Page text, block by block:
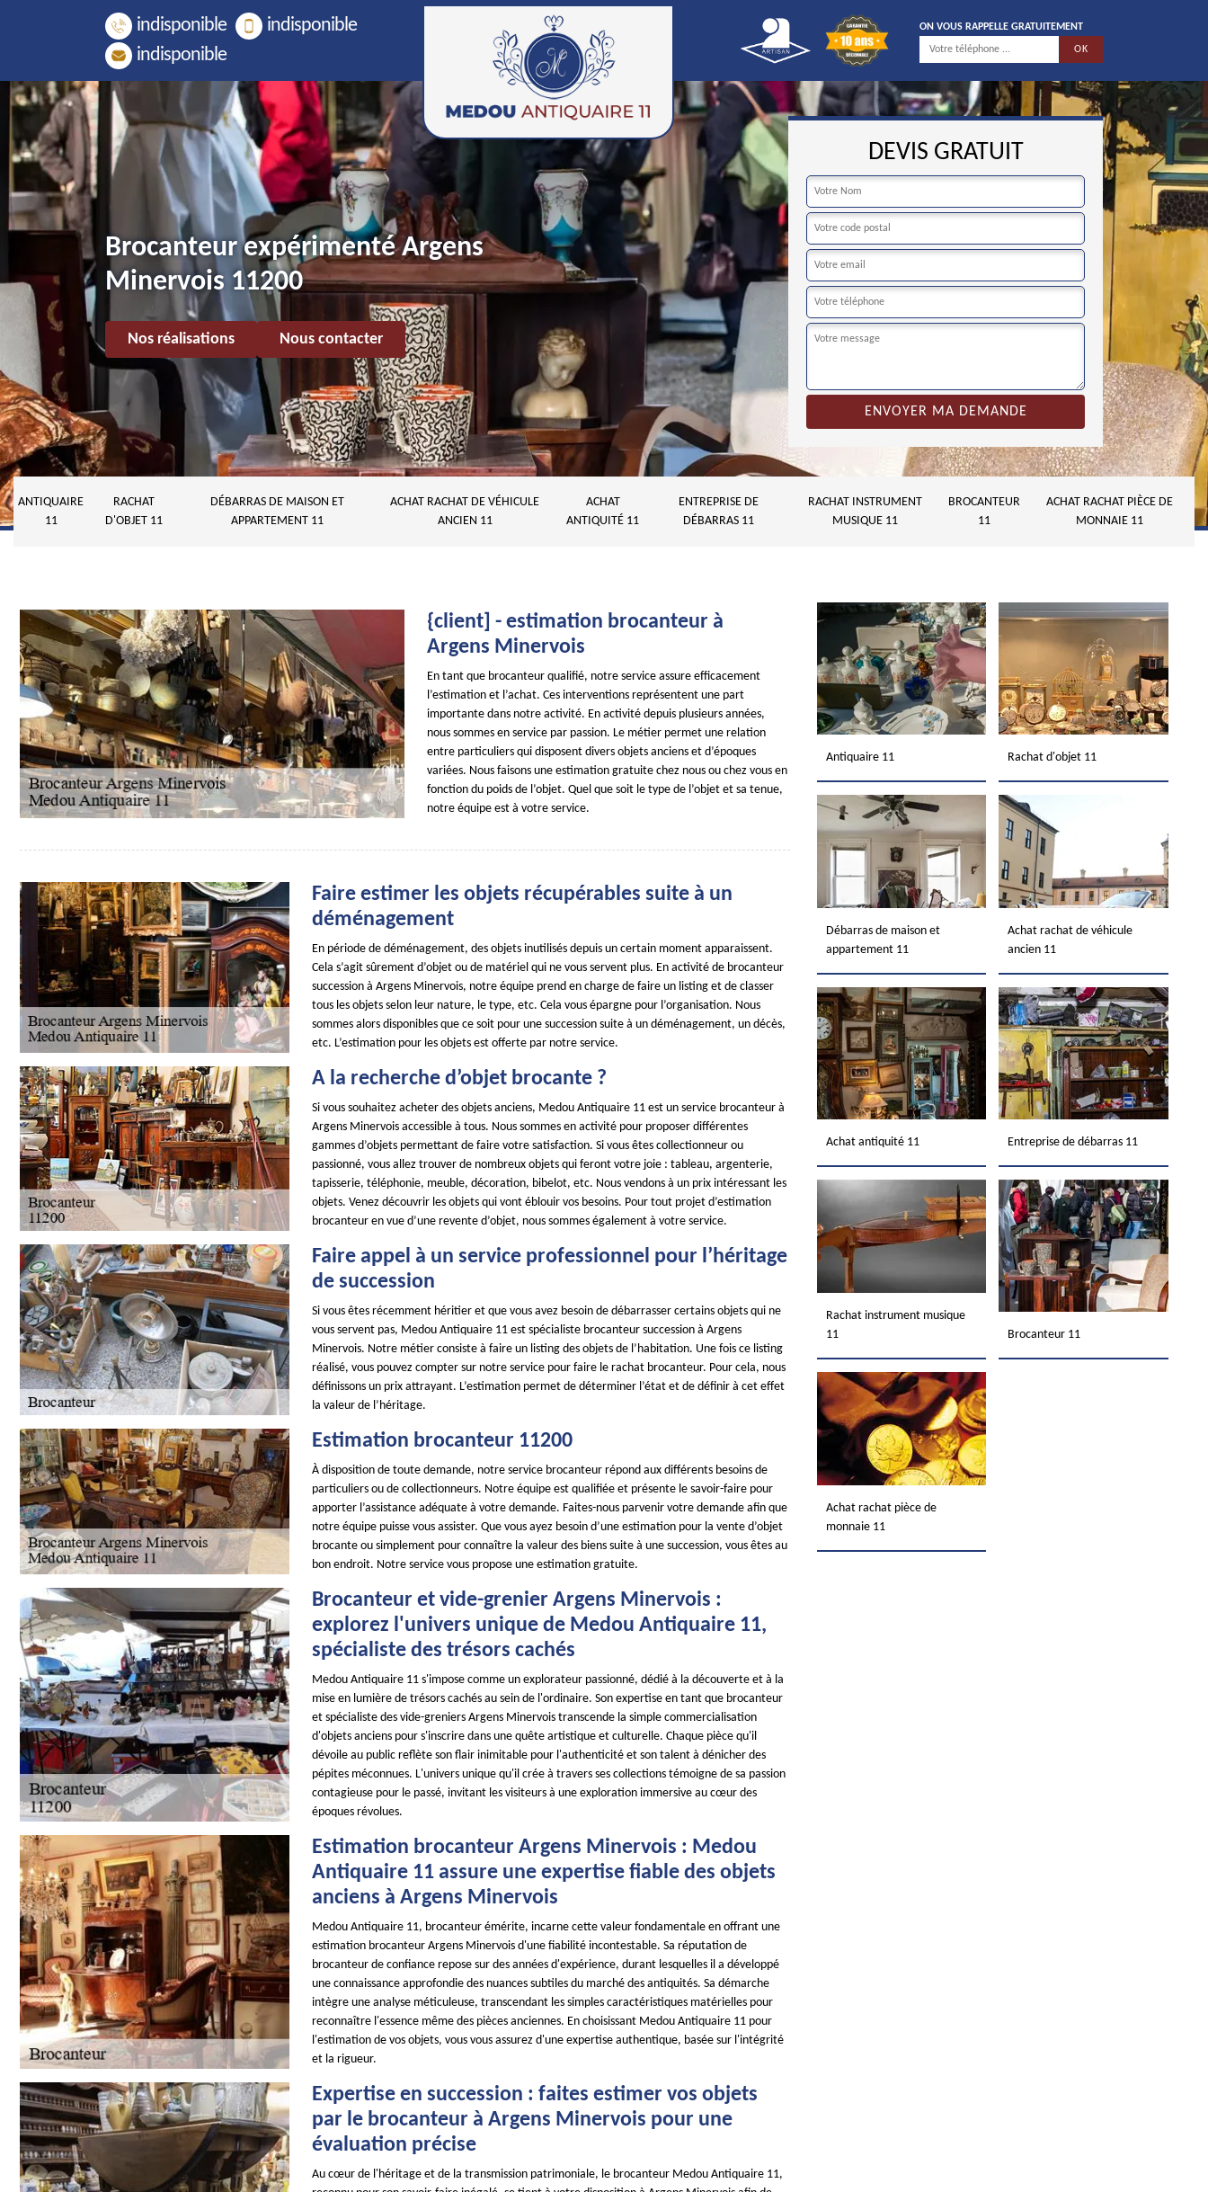
indisponible
indisponible
indisponible
ON VOUS RAPPELLE GRATUITEMENT
Brocanteur expérimenté Argens
Minervois 11200
Nos réalisations Nous contacter
DEVIS GRATUIT
ANTIQUAIRE
11
RACHAT
D'OBJET 11
DÉBARRAS DE MAISON ET
APPARTEMENT 11
ACHAT RACHAT DE VÉHICULE
ANCIEN 11
ACHAT
ANTIQUITÉ 11
ENTREPRISE DE
DÉBARRAS 11
RACHAT INSTRUMENT
MUSIQUE 11
BROCANTEUR
11
ACHAT RACHAT PIÈCE DE
MONNAIE 11
{client] - estimation brocanteur à
Argens Minervois
En tant que brocanteur qualifié, notre service assure efficacement
l’estimation et l’achat. Ces interventions représentent une part
importante dans notre activité. En activité depuis plusieurs années,
nous sommes en service par passion. Le métier permet une relation
entre particuliers qui disposent divers objets anciens et d’époques
variées. Nous faisons une estimation gratuite chez nous ou chez vous en
fonction du poids de l’objet. Quel que soit le type de l’objet et sa tenue,
notre équipe est à votre service.
Faire estimer les objets récupérables suite à un
déménagement
En période de déménagement, des objets inutilisés depuis un certain moment apparaissent.
Cela s’agit sûrement d’objet ou de matériel qui ne vous servent plus. En activité de brocanteur
succession à Argens Minervois, notre équipe prend en charge de faire un listing et de classer
tous les objets selon leur nature, le type, etc. Cela vous épargne pour l’organisation. Nous
sommes alors disponibles que ce soit pour une succession suite à un déménagement, un décès,
etc. L’estimation pour les objets est offerte par notre service.
A la recherche d’objet brocante ?
Si vous souhaitez acheter des objets anciens, Medou Antiquaire 11 est un service brocanteur à
Argens Minervois accessible à tous. Nous sommes en activité pour proposer différentes
gammes d’objets permettant de faire votre satisfaction. Si vous êtes collectionneur ou
passionné, vous allez trouver de nombreux objets qui feront votre joie : tableau, argenterie,
tapisserie, téléphonie, meuble, décoration, bibelot, etc. Nous vendons à un prix intéressant les
objets. Venez découvrir les objets qui vont éblouir vos besoins. Pour tout projet d’estimation
brocanteur en vue d’une revente d’objet, nous sommes également à votre service.
Faire appel à un service professionnel pour l’héritage
de succession
Si vous êtes récemment héritier et que vous avez besoin de débarrasser certains objets qui ne
vous servent pas, Medou Antiquaire 11 est spécialiste brocanteur succession à Argens
Minervois. Notre métier consiste à faire un listing des objets de l’habitation. Une fois ce listing
réalisé, vous pouvez compter sur notre service pour faire le rachat brocanteur. Pour cela, nous
définissons un prix attrayant. L’estimation permet de déterminer l’état et de définir à cet effet
la valeur de l’héritage.
Estimation brocanteur 11200
À disposition de toute demande, notre service brocanteur répond aux différents besoins de
particuliers ou de collectionneurs. Notre équipe est qualifiée et présente le savoir-faire pour
apporter l’assistance adéquate à votre demande. Faites-nous parvenir votre demande afin que
notre équipe puisse vous assister. Que vous ayez besoin d’une estimation pour la vente d’objet
brocante ou simplement pour connaître la valeur des biens suite à une succession, vous êtes au
bon endroit. Notre service vous propose une estimation gratuite.
Brocanteur et vide-grenier Argens Minervois :
explorez l'univers unique de Medou Antiquaire 11,
spécialiste des trésors cachés
Medou Antiquaire 11 s'impose comme un explorateur passionné, dédié à la découverte et à la
mise en lumière de trésors cachés au sein de l'ordinaire. Son expertise en tant que brocanteur
et spécialiste des vide-greniers Argens Minervois transcende la simple commercialisation
d'objets anciens pour s'inscrire dans une quête artistique et culturelle. Chaque pièce qu'il
dévoile au public reflète son flair inimitable pour l'authenticité et son talent à dénicher des
pépites méconnues. L'univers unique qu'il crée à travers ses collections témoigne de sa passion
contagieuse pour le passé, invitant les visiteurs à une exploration immersive au cœur des
époques révolues.
Estimation brocanteur Argens Minervois : Medou
Antiquaire 11 assure une expertise fiable des objets
anciens à Argens Minervois
Medou Antiquaire 11, brocanteur émérite, incarne cette valeur fondamentale en offrant une
estimation brocanteur Argens Minervois d'une fiabilité incontestable. Sa réputation de
brocanteur de confiance repose sur des années d'expérience, durant lesquelles il a développé
une connaissance approfondie des nuances subtiles du marché des antiquités. Sa démarche
intègre une analyse méticuleuse, transcendant les simples caractéristiques matérielles pour
reconnaître l'essence même des pièces anciennes. En choisissant Medou Antiquaire 11 pour
l'estimation de vos objets, vous vous assurez d'une expertise authentique, basée sur l'intégrité
et la rigueur.
Expertise en succession : faites estimer vos objets
par le brocanteur à Argens Minervois pour une
évaluation précise
Au cœur de l'héritage et de la transmission patrimoniale, le brocanteur Medou Antiquaire 11,
Antiquaire 11 Rachat d'objet 11
Débarras de maison et
appartement 11
Achat rachat de véhicule
ancien 11
Achat antiquité 11 Entreprise de débarras 11
Rachat instrument musique
11
Brocanteur 11
Achat rachat pièce de
monnaie 11